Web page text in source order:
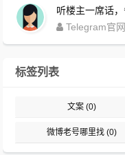
Telegram官网
标签列表
文案 (0)
微博老号哪里找 (0)